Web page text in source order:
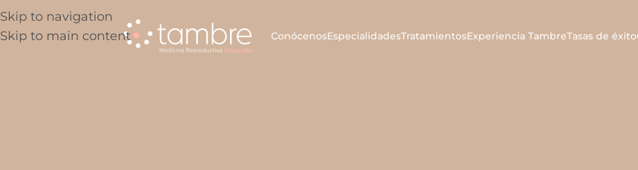
Skip to navigation
Skip to main content
ConócenosEspecialidadesTratamientosExperiencia TambreTasas de éxito